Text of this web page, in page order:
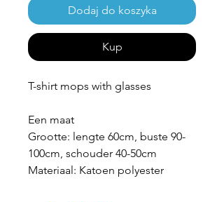
Dodaj do koszyka
Kup
T-shirt mops with glasses
Een maat
Grootte: lengte 60cm, buste 90-
100cm, schouder 40-50cm
Materiaal: Katoen polyester